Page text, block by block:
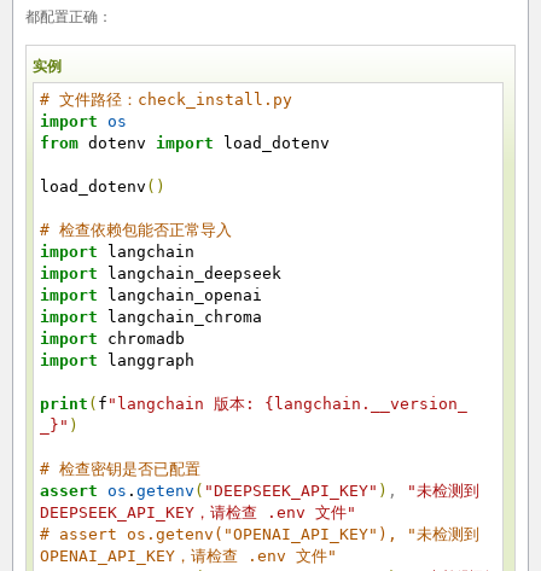
都配置正确：
实例
# 文件路径：check_install.py
import os
from dotenv import load_dotenv
load_dotenv ( )
# 检查依赖包能否正常导入
import langchain
import langchain_deepseek
import langchain_openai
import langchain_chroma
import chromadb
import langgraph
print ( f "langchain 版本: {langchain.__version_
_}" )
# 检查密钥是否已配置
assert os . getenv ( "DEEPSEEK_API_KEY" ) ,
"未检测到
DEEPSEEK_API_KEY，请检查 .env 文件"
# assert os.getenv("OPENAI_API_KEY"), "未检测到
OPENAI_API_KEY，请检查 .env 文件"